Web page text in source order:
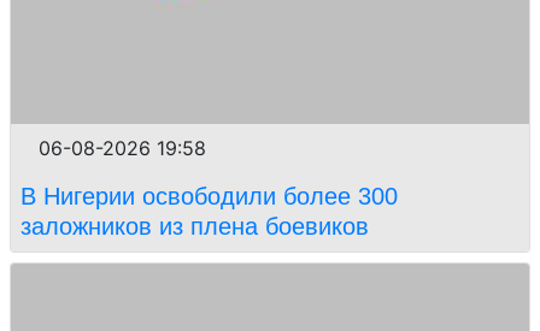
06-08-2026 19:58
В Нигерии освободили более 300
заложников из плена боевиков